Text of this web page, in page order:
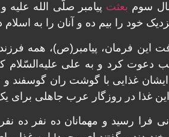
سوم بعثت پیامبر صلّی الله
خود را بیم ده و آنان را به
این فرمان، پیامبر(ص)، همه
دعوت کرد و به علی علیه‌السّلام
این غذا در روزگار عرب جاهلی برای
فرا رسید و مهمانان ده نفر ده